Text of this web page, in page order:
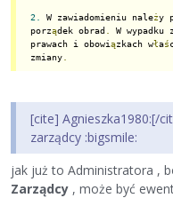
2. W zawiadomieniu należy
porządek obrad
W wypadku
prawach i obowiązkach właś
zmiany
[cite] Agnieszka1980:[/
zarządcy :bigsmile:
jak już to Administratora ,
Zarządcy , może być